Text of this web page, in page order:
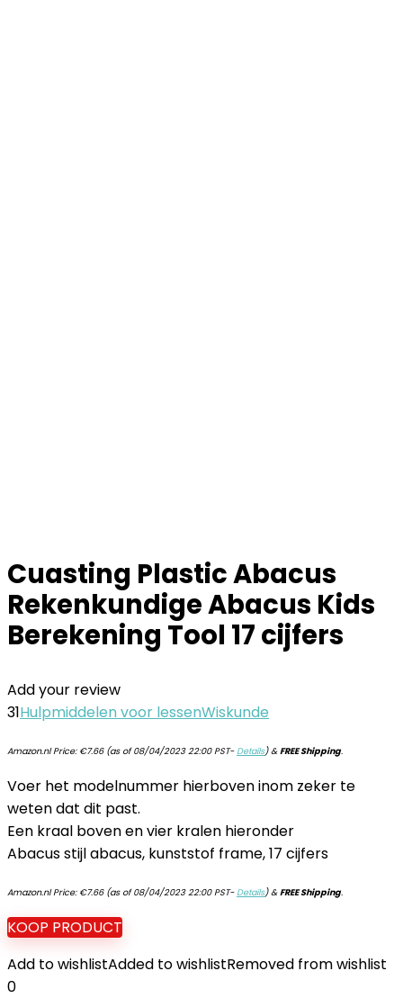
Cuasting Plastic Abacus
Rekenkundige Abacus Kids
Berekening Tool 17 cijfers
Add your review
31Hulpmiddelen voor lessenWiskunde
Amazon.nl Price: €7.66(as of 08/04/2023 22:00 PST-Details)&FREE Shipping.
Voer het modelnummer hierboven inom zeker te
weten dat dit past.
Een kraal boven en vier kralen hieronder
Abacus stijl abacus, kunststof frame, 17 cijfers
Amazon.nl Price: €7.66(as of 08/04/2023 22:00 PST-Details)&FREE Shipping.
KOOP PRODUCT
Add to wishlistAdded to wishlistRemoved from wishlist
0